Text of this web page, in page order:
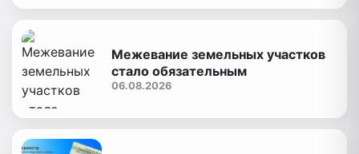
Межевание земельных участков
стало обязательным
06.08.2026